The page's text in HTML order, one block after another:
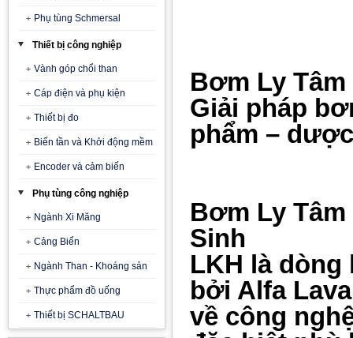
Phụ tùng Schmersal
Thiết bị công nghiệp
Vành góp chổi than
Cáp điện và phụ kiện
Thiết bị đo
Biến tần và Khởi động mềm
Encoder và cảm biến
Phụ tùng công nghiệp
Ngành Xi Măng
Cảng Biển
Ngành Than - Khoáng sản
Thực phẩm đồ uống
Thiết bị SCHALTBAU
Bơm Ly
Giải pháp
phẩm –
Bơm Ly Tâm
Sinh
LKH là
bởi Alfa
về công